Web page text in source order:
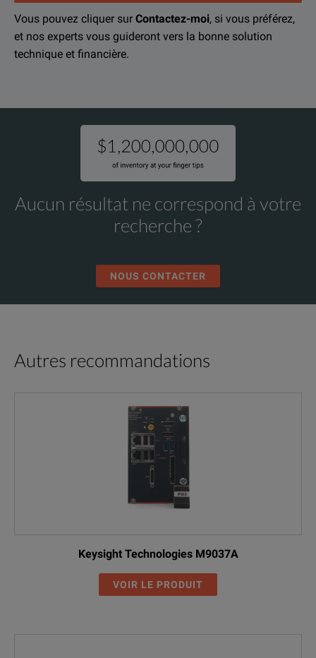
Vous pouvez cliquer sur Contactez-moi, si vous préférez,
et nos experts vous guideront vers la bonne solution
technique et financière.
AEMC L320 User Manual
TÉLÉCHARGER
Aucun résultat ne correspond à votre
recherche ?
NOUS CONTACTER
Autres recommandations
Keysight Technologies M9037A
VOIR LE PRODUIT